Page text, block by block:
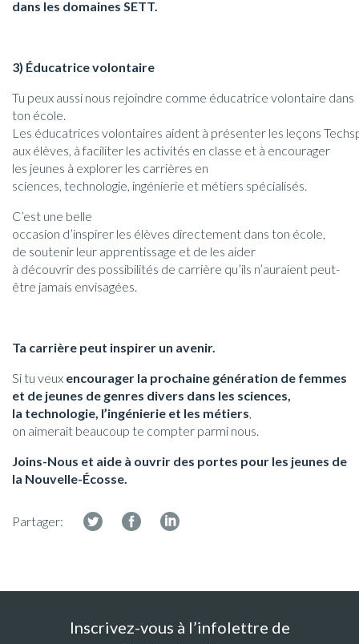
dans les domaines SETT.
3) Éducatrice volontaire
Tu peux aussi nous rejoindre comme éducatrice volontaire dans
ton école.
Les éducatrices volontaires aident à présenter les leçons
aux élèves, à faciliter les activités en classe et à encourager
les jeunes à explorer les carrières en
sciences, technologie, ingénierie et métiers spécialisés.
C’est une belle
occasion d’inspirer les élèves directement dans ton école,
de soutenir leur apprentissage et de les aider
à découvrir des possibilités de carrière qu’ils n’auraient peut-
être jamais envisagées.
Ta carrière peut inspirer un avenir.
Si tu veux encourager la prochaine génération de femmes
et de jeunes de genres divers dans les sciences,
la technologie, l’ingénierie et les métiers,
on aimerait beaucoup te compter parmi nous.
Joins-Nous et aide à ouvrir des portes pour les jeunes de
la Nouvelle-Écosse.
Partager:
Inscrivez-vous à l’infolettre de